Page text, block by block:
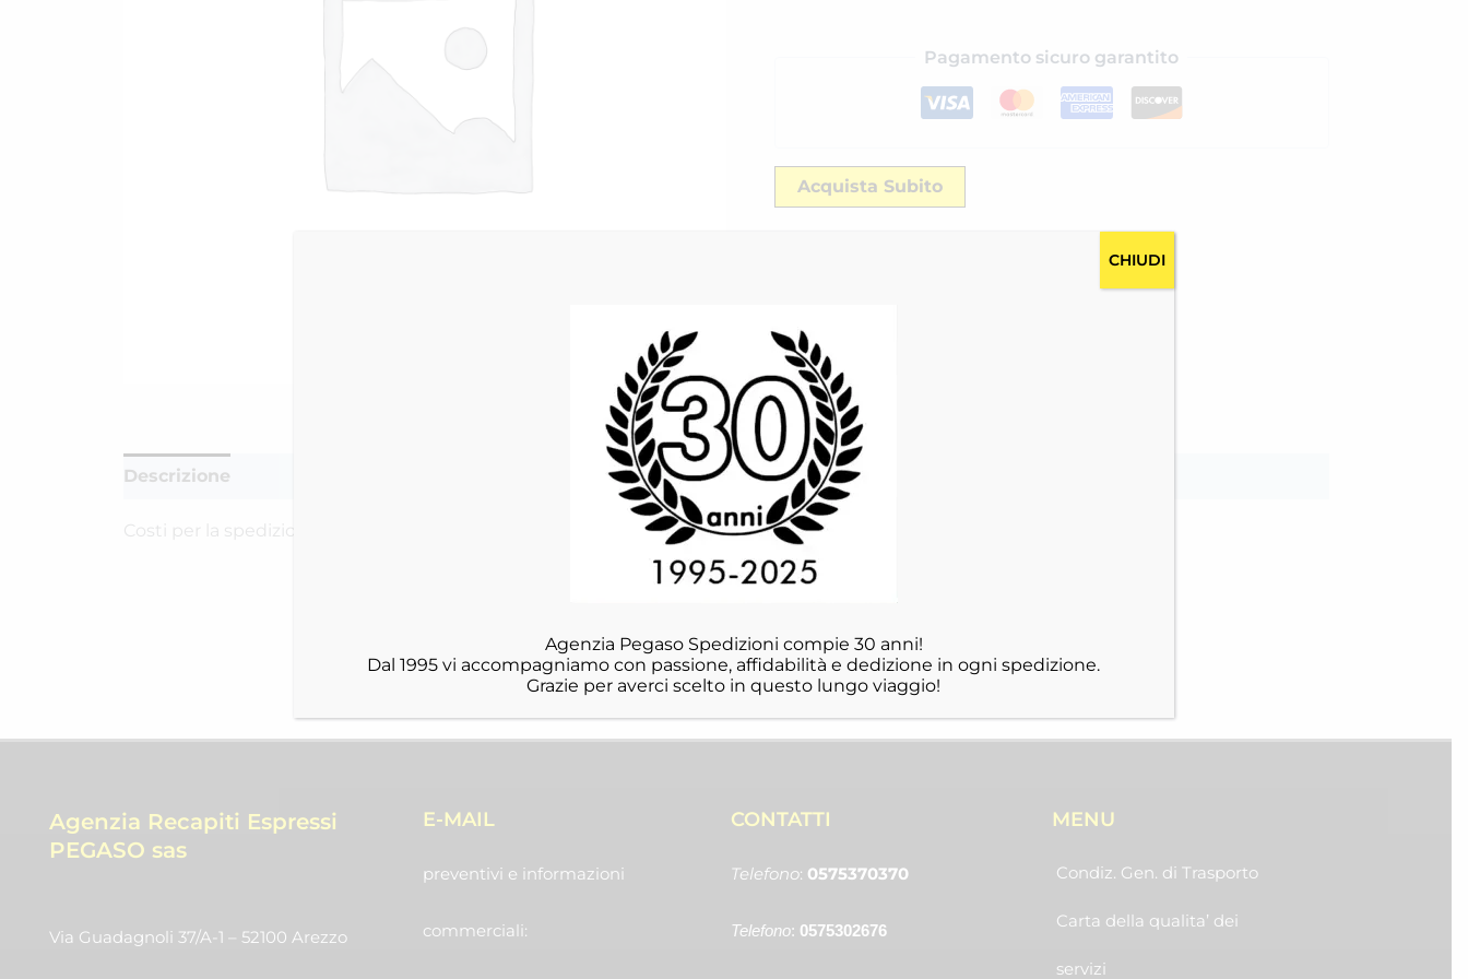
Pagamento sicuro garantito
Acquista Subito
Descrizione
Costi per la spedizione RICH-2516SRVJT
Agenzia Recapiti Espressi
PEGASO sas
Via Guadagnoli 37/A-1 – 52100 Arezzo
E-MAIL
preventivi e informazioni
commerciali:
CONTATTI
Telefono: 0575370370
Telefono: 0575302676
MENU
Condiz. Gen. di Trasporto
Carta della qualita’ dei
servizi
Agenzia Pegaso Spedizioni compie 30 anni!
Dal 1995 vi accompagniamo con passione, affidabilità e dedizione in ogni spedizione.
Grazie per averci scelto in questo lungo viaggio!
CHIUDI